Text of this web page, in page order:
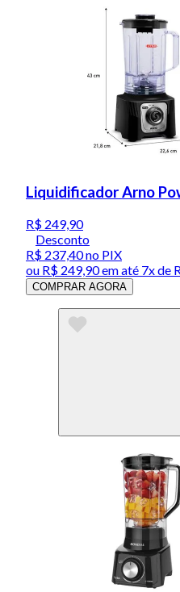
Liquidificador Arno
R$ 249,90
Desconto
R$ 237,40no PIX
ou R$ 249,90em até 7x de
COMPRAR AGORA